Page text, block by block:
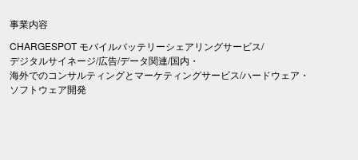
事業内容
CHARGESPOT モバイルバッテリーシェアリングサービス/
デジタルサイネージ/広告/データ関連/国内・
海外でのコンサルティングとマーケティングサービス/ハードウェア・
ソフトウェア開発